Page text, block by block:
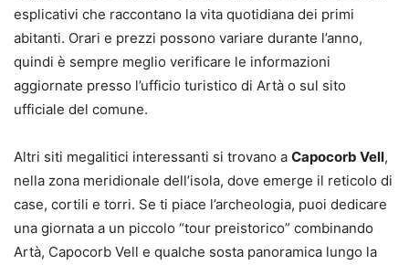
esplicativi che raccontano la vita quotidiana dei primi
abitanti. Orari e prezzi possono variare durante l’anno,
quindi è sempre meglio verificare le informazioni
aggiornate presso l’ufficio turistico di Artà o sul sito
ufficiale del comune.
Altri siti megalitici interessanti si trovano a Capocorb Vell,
nella zona meridionale dell’isola, dove emerge il reticolo di
case, cortili e torri. Se ti piace l’archeologia, puoi dedicare
una giornata a un piccolo “tour preistorico” combinando
Artà, Capocorb Vell e qualche sosta panoramica lungo la